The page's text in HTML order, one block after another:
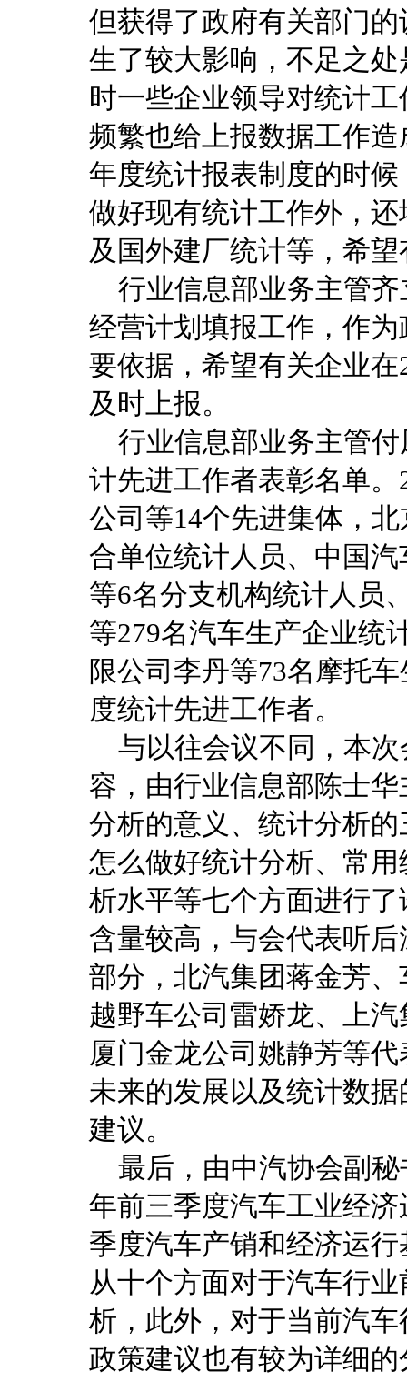
但获得了政府有关部门
生了较大影响，不足之
时一些企业领导对统计
频繁也给上报数据工作
年度统计报表制度的时
做好现有统计工作外，
及国外建厂统计等，希
行业信息部业务主管齐
经营计划填报工作，作
要依据，希望有关企业
及时上报。
行业信息部业务主管付
计先进工作者表彰名单
公司等14个先进集体，
合单位统计人员、中国
等6名分支机构统计人员
等279名汽车生产企业统
限公司李丹等73名摩托
度统计先进工作者。
与以往会议不同，本次
容，由行业信息部陈士
分析的意义、统计分析
怎么做好统计分析、常
析水平等七个方面进行
含量较高，与会代表听
部分，北汽集团蒋金芳
越野车公司雷娇龙、上
厦门金龙公司姚静芳等
未来的发展以及统计数
建议。
最后，由中汽协会副秘
年前三季度汽车工业经
季度汽车产销和经济运
从十个方面对于汽车行
析，此外，对于当前汽
政策建议也有较为详细